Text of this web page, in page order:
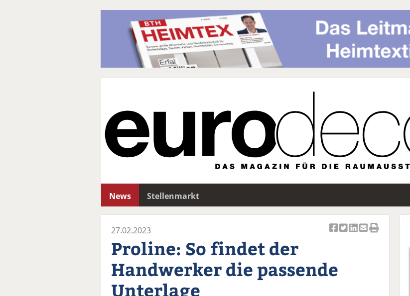
News
Stellenmarkt
el
27.02.2023
Proline: So findet der
Handwerker die passende
Unterlage